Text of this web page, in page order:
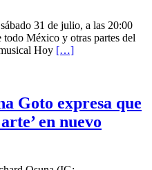
31 de julio, a las 20:00
México y otras partes del
Hoy […]
Goto expresa que
en nuevo